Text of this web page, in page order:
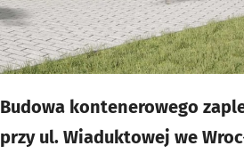
Budowa kontenerowego
przy ul. Wiaduktowej we